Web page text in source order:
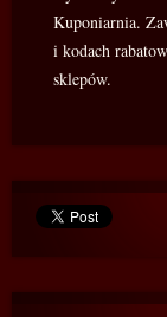
Kuponiarnia.
i kodach
sklepów.